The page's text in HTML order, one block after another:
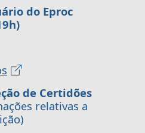
do Eproc
de Certidões
relativas a